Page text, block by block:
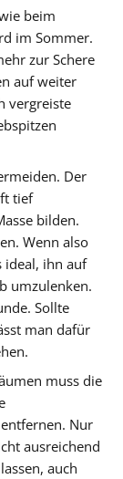
beim
im Sommer.
zur Schere
auf weiter
vergreiste
Der
tief
bilden.
Wenn also
ideal, ihn auf
umzulenken.
Sollte
man dafür
muss die
Nur
ausreichend
auch